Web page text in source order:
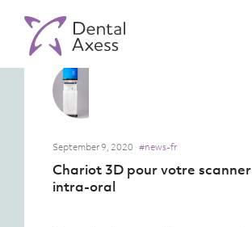
September 9, 2020 #news-fr
Chariot 3D pour votre scanner
intra-oral